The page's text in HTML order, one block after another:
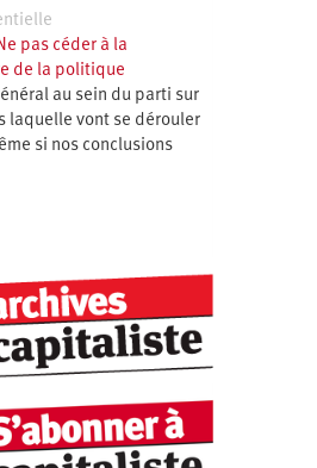
pas céder à la
de la politique
au sein du parti sur
laquelle vont se dérouler
si nos conclusions